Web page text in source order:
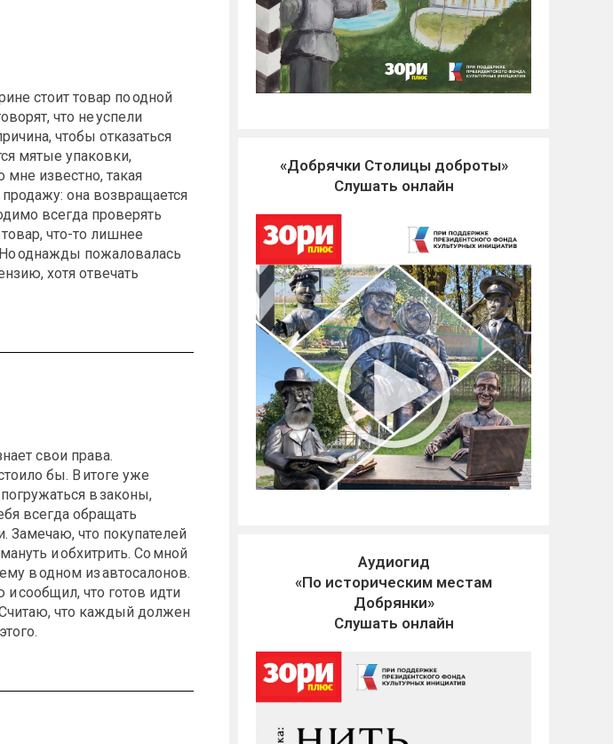
стоит товар по одной
что не успели
чтобы отказаться
мятые упаковки,
мне известно, такая
она возвращается
всегда проверять
что-то лишнее
однажды пожаловалась
хотя отвечать
свои права.
бы. В итоге уже
в законы,
всегда обращать
Замечаю, что покупателей
и обхитрить. Со мной
в одном из автосалонов.
и сообщил, что готов идти
Считаю, что каждый должен
«Добрячки Столицы доброты»
Слушать онлайн
Аудиогид
«По историческим местам
Добрянки»
Слушать онлайн